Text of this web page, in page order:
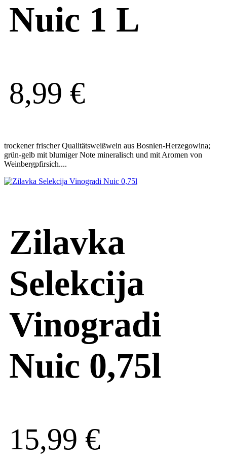
Nuic 1 L
8,99 €
trockener frischer Qualitätsweißwein aus Bosnien-Herzegowina;
grün-gelb mit blumiger Note mineralisch und mit Aromen von
Weinbergpfirsich....
Zilavka
Selekcija
Vinogradi
Nuic 0,75l
15,99 €